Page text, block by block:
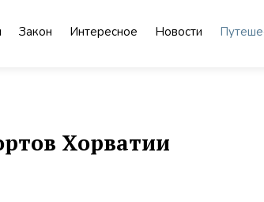
Закон Интересное Новости
Хорватии